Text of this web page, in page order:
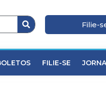
Filie-
FILIE-SE